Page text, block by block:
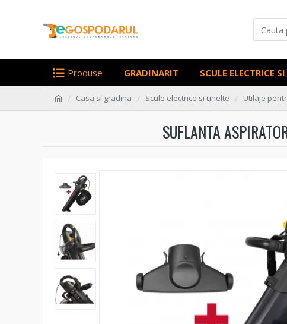
Produse GRADINARIT SCULE ELECTRICE
Casa si gradina Scule electrice si unelte Utilaje
SUFLANTA